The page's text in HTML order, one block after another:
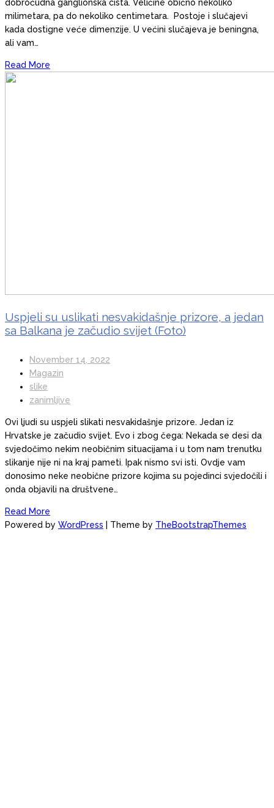
dobroćudna ganglionska cista. Veličine obično nekoliko
milimetara, pa do nekoliko centimetara. Postoje i slučajevi
kada dostigne veće dimenzije. U većini slučajeva je beningna,
ali vam…
Read More
Uspjeli su uslikati nesvakidašnje prizore, a jedan
sa Balkana je začudio svijet (Foto)
November 14, 2022
Magazin
slike
zanimljive
Ovi ljudi su uspjeli slikati nesvakidašnje prizore. Jedan iz
Hrvatske je začudio svijet. Evo i zbog čega: Nekada se desi da
svjedočimo nekim neobičnim situacijama i u tom nam trenutku
slikanje nije ni na kraj pameti. Ipak nismo svi isti. Ovdje vam
donosimo neke neobične prizore kojima su pojedinci svjedočili i
onda objavili na društvene…
Read More
Powered by WordPress | Theme by TheBootstrapThemes